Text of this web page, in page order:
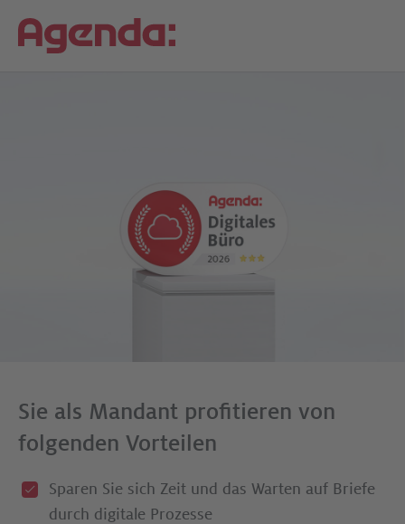
Sie als Mandant profitieren von
folgenden Vorteilen
Sparen Sie sich Zeit und das Warten auf Briefe
durch digitale Prozesse